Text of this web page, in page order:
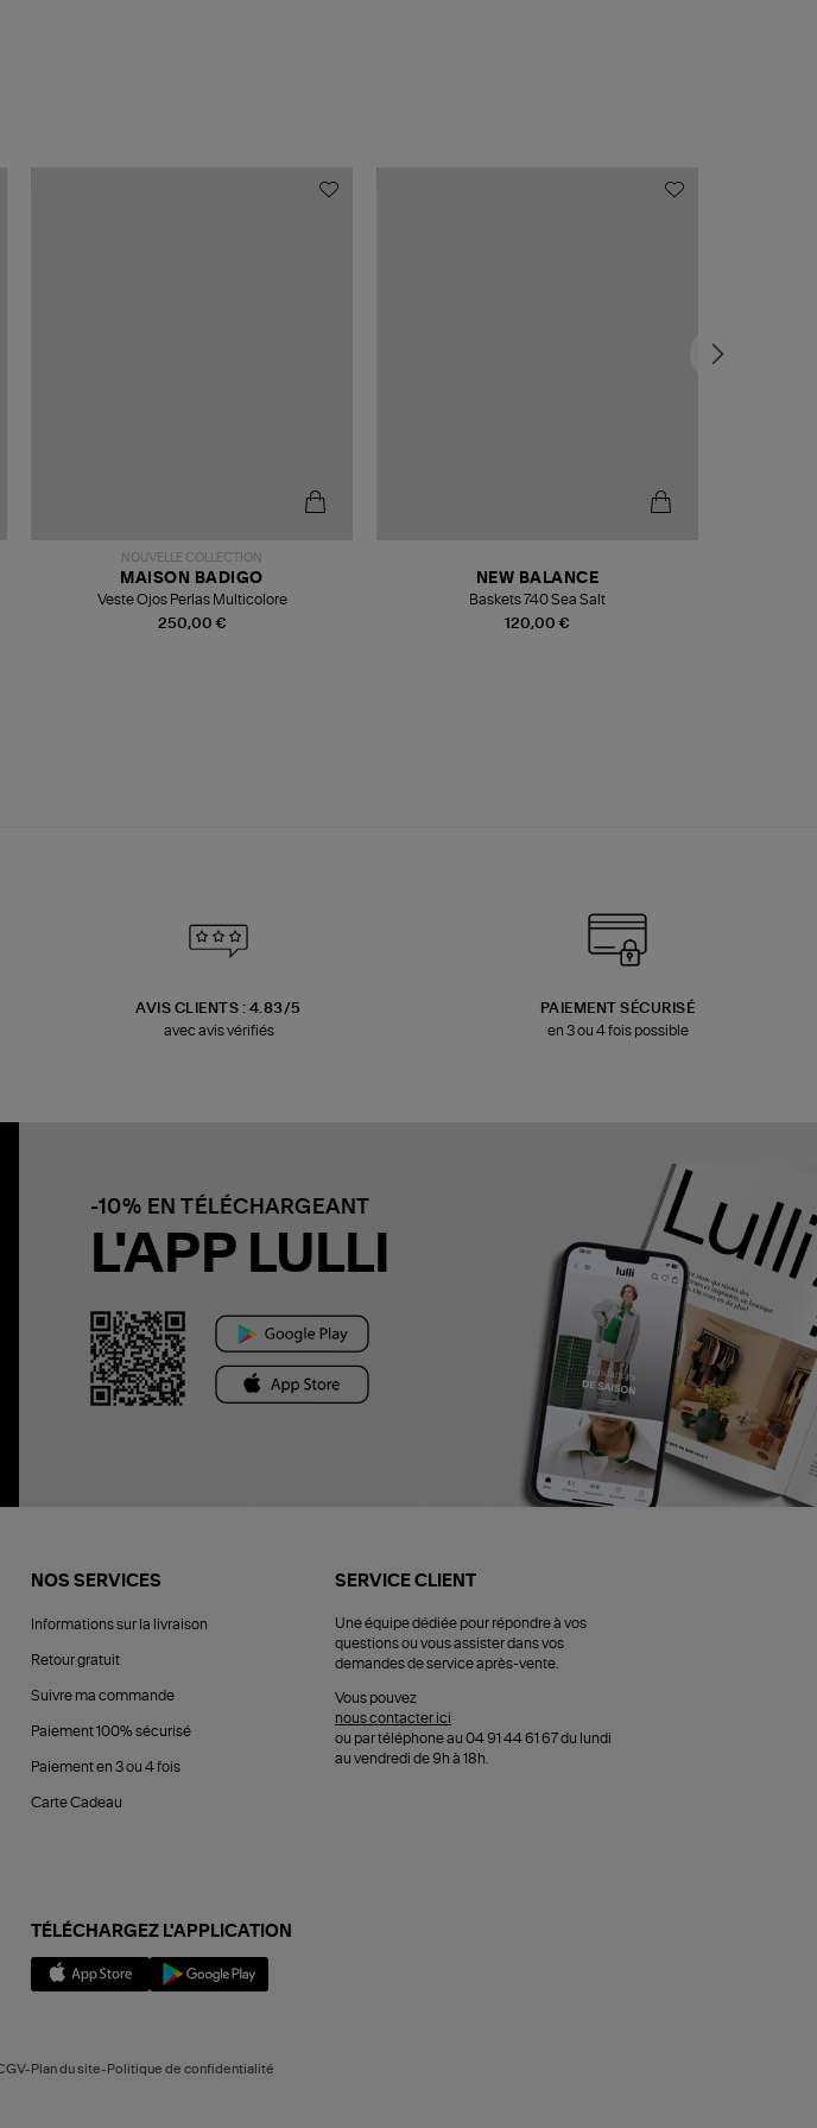
NOUVELLE COLLECTION
250,00 €
MAISON BADIGO
Veste Ojos Perlas Multicolore
120,00 €
NEW BALANCE
Baskets 740 Sea Salt
AVIS CLIENTS : 4.83/5
avec avis vérifiés
PAIEMENT SÉCURISÉ
en 3 ou 4 fois possible
-10% EN TÉLÉCHARGEANT
L'APP LULLI
NOS SERVICES
Informations sur la livraison
Retour gratuit
Suivre ma commande
Paiement 100% sécurisé
Paiement en 3 ou 4 fois
Carte Cadeau
SERVICE CLIENT
Une équipe dédiée pour répondre à vos
questions ou vous assister dans vos
demandes de service après-vente.
Vous pouvez
nous contacter ici
ou par téléphone au 04 91 44 61 67 du lundi
au vendredi de 9h à 18h.
TÉLÉCHARGEZ L'APPLICATION
Plan du site-Politique de confidentialité